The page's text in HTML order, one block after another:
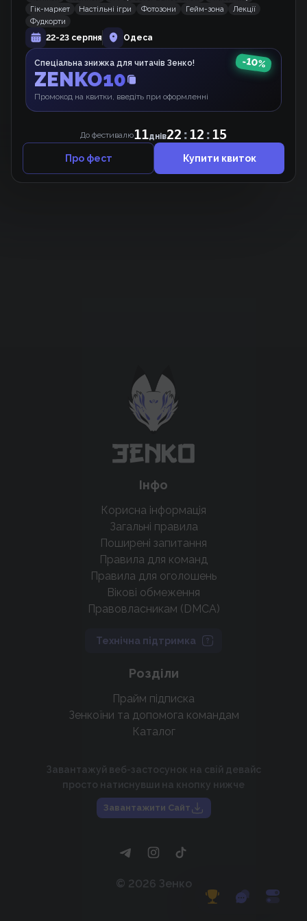
Манхва
Домогосподарка першого рівня.
Вебкомікс
крутих нововведень
Підтримати проєкт
Інфо
Корисна інформація
Загальні правила
Поширені запитання
Правила для команд
Правила для оголошень
Вікові обмеження
Правовласникам (DMCA)
Технічна підтримка
Розділи
Прайм підписка
Зенкоїни та допомога командам
Каталог
Завантажуй веб-застосунок на свій девайс
просто натиснувши на кнопку нижче
Завантажити Сайт
© 2026 Зенко
Гік-маркет
Настільні ігри Фотозони Гейм-зона
Лекції
Фудкорти
22-23 серпня
Одеса
Спеціальна знижка для читачів Зенко!
ZENKO10
Промокод на квитки, введіть при оформленні
-10%
До фестивалю11днів22 :12 :15
Про фест Купити квиток